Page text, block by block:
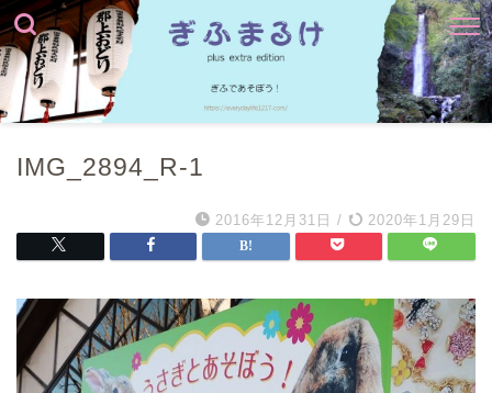
IMG_2894_R-1
2016年12月31日 / 2020年1月29日